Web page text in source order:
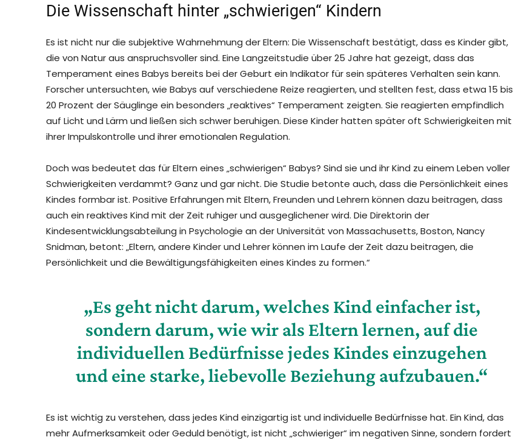
Die Wissenschaft hinter „schwierigen“ Kindern
Es ist nicht nur die subjektive Wahrnehmung der Eltern: Die Wissenschaft bestätigt, dass es Kinder gibt,
die von Natur aus anspruchsvoller sind. Eine Langzeitstudie über 25 Jahre hat gezeigt, dass das
Temperament eines Babys bereits bei der Geburt ein Indikator für sein späteres Verhalten sein kann.
Forscher untersuchten, wie Babys auf verschiedene Reize reagierten, und stellten fest, dass etwa 15 bis
20 Prozent der Säuglinge ein besonders „reaktives“ Temperament zeigten. Sie reagierten empfindlich
auf Licht und Lärm und ließen sich schwer beruhigen. Diese Kinder hatten später oft Schwierigkeiten mit
ihrer Impulskontrolle und ihrer emotionalen Regulation.
Doch was bedeutet das für Eltern eines „schwierigen“ Babys? Sind sie und ihr Kind zu einem Leben voller
Schwierigkeiten verdammt? Ganz und gar nicht. Die Studie betonte auch, dass die Persönlichkeit eines
Kindes formbar ist. Positive Erfahrungen mit Eltern, Freunden und Lehrern können dazu beitragen, dass
auch ein reaktives Kind mit der Zeit ruhiger und ausgeglichener wird. Die Direktorin der
Kindesentwicklungsabteilung in Psychologie an der Universität von Massachusetts, Boston, Nancy
Snidman, betont: „Eltern, andere Kinder und Lehrer können im Laufe der Zeit dazu beitragen, die
Persönlichkeit und die Bewältigungsfähigkeiten eines Kindes zu formen.“
„Es geht nicht darum, welches Kind einfacher ist,
sondern darum, wie wir als Eltern lernen, auf die
individuellen Bedürfnisse jedes Kindes einzugehen
und eine starke, liebevolle Beziehung aufzubauen.“
Es ist wichtig zu verstehen, dass jedes Kind einzigartig ist und individuelle Bedürfnisse hat. Ein Kind, das
mehr Aufmerksamkeit oder Geduld benötigt, ist nicht „schwieriger“ im negativen Sinne, sondern fordert